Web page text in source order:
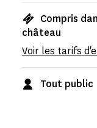
Compris
château
Voir les tarifs
Tout public